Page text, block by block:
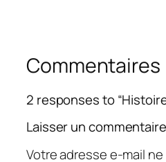
Commentaires
2 responses to
Laisser un commentaire
Votre adresse e-mail